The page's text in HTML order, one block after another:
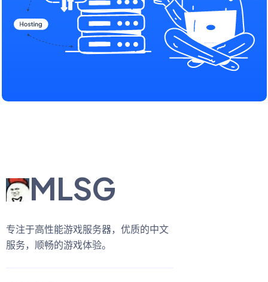
MLSG
专注于高性能游戏服务器，优质的中文
服务，顺畅的游戏体验。